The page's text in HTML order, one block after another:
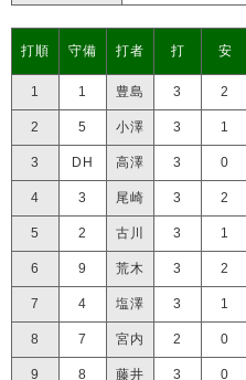
打順 守備 打者 打 安
1 1 豊島 3 2
2 5 小澤 3 1
3 DH 高澤 3 0
4 3 尾崎 3 2
5 2 古川 3 1
6 9 荒木 3 2
7 4 塩澤 3 1
8 7 宮内 2 0
9 8 藤井 3 0